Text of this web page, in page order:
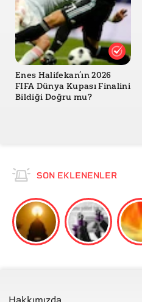
Enes Halifekan’ın 2026
FIFA Dünya Kupası Finalini
Bildiği Doğru mu?
SON EKLENENLER